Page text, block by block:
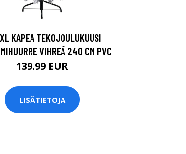
KAPEA TEKOJOULUKUUSI
VIHREÄ 240 CM PVC
139.99 EUR
LISÄTIETOJA